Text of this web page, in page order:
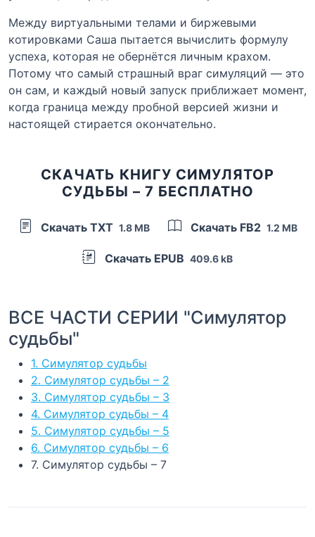
Между виртуальными телами и биржевыми
котировками Саша пытается вычислить формулу
успеха, которая не обернётся личным крахом.
Потому что самый страшный враг симуляций — это
он сам, и каждый новый запуск приближает момент,
когда граница между пробной версией жизни и
настоящей стирается окончательно.
СКАЧАТЬ КНИГУ СИМУЛЯТОР
СУДЬБЫ – 7 БЕСПЛАТНО
Скачать TXT 1.8 MB Скачать FB2 1.2 MB
Скачать EPUB 409.6 kB
ВСЕ ЧАСТИ СЕРИИ "Симулятор
судьбы"
1. Симулятор судьбы
2. Симулятор судьбы – 2
3. Симулятор судьбы – 3
4. Симулятор судьбы – 4
5. Симулятор судьбы – 5
6. Симулятор судьбы – 6
7. Симулятор судьбы – 7